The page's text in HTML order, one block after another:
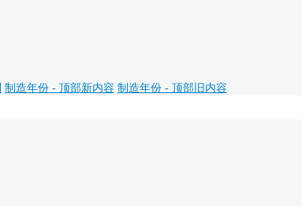
制造年份 - 顶部新内容 制造年份 - 顶部旧内容